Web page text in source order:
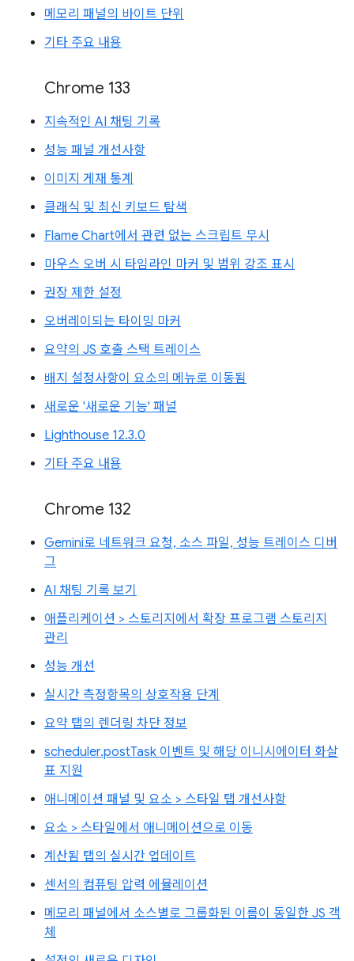
메모리 패널의 바이트 단위
기타 주요 내용
Chrome 133
지속적인 AI 채팅 기록
성능 패널 개선사항
이미지 게재 통계
클래식 및 최신 키보드 탐색
Flame Chart에서 관련 없는 스크립트 무시
마우스 오버 시 타임라인 마커 및 범위 강조 표시
권장 제한 설정
오버레이되는 타이밍 마커
요약의 JS 호출 스택 트레이스
배지 설정사항이 요소의 메뉴로 이동됨
새로운 '새로운 기능' 패널
Lighthouse 12.3.0
기타 주요 내용
Chrome 132
Gemini로 네트워크 요청, 소스 파일, 성능 트레이스 디버
그
AI 채팅 기록 보기
애플리케이션 > 스토리지에서 확장 프로그램 스토리지
관리
성능 개선
실시간 측정항목의 상호작용 단계
요약 탭의 렌더링 차단 정보
scheduler.postTask 이벤트 및 해당 이니시에이터 화살
표 지원
애니메이션 패널 및 요소 > 스타일 탭 개선사항
요소 > 스타일에서 애니메이션으로 이동
계산됨 탭의 실시간 업데이트
센서의 컴퓨팅 압력 에뮬레이션
메모리 패널에서 소스별로 그룹화된 이름이 동일한 JS 객
체